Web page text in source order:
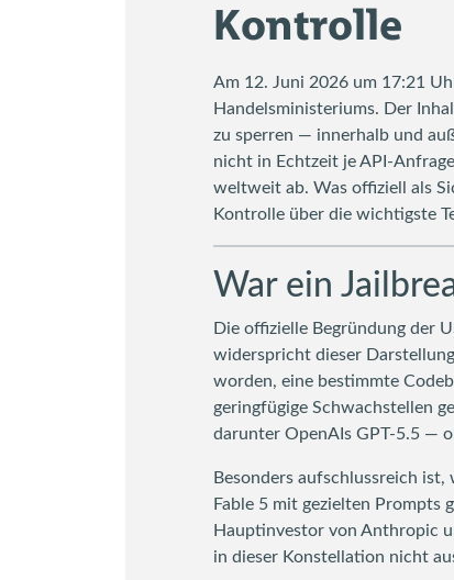
Kontrolle
Am 12. Juni 2026 um 17:21
Handelsministeriums. Der
zu sperren — innerhalb und
nicht in Echtzeit je API-
weltweit ab. Was offiziell als
Kontrolle über die wichtigste
War ein
Die offizielle Begründung der
widerspricht dieser
worden, eine bestimmte
geringfügige Schwachstellen
darunter OpenAIs GPT-5.5 —
Besonders aufschlussreich
Fable 5 mit gezielten Prompts
Hauptinvestor von Anthropic
in dieser Konstellation nicht